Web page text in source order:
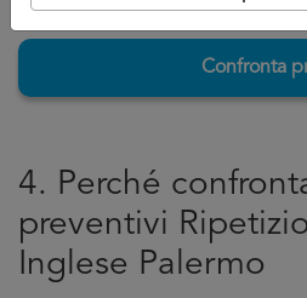
Confronta
4. Perché
preventivi
Inglese Palermo